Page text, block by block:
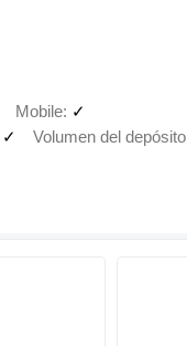
Mobile ✓
✓ Volumen del depósito